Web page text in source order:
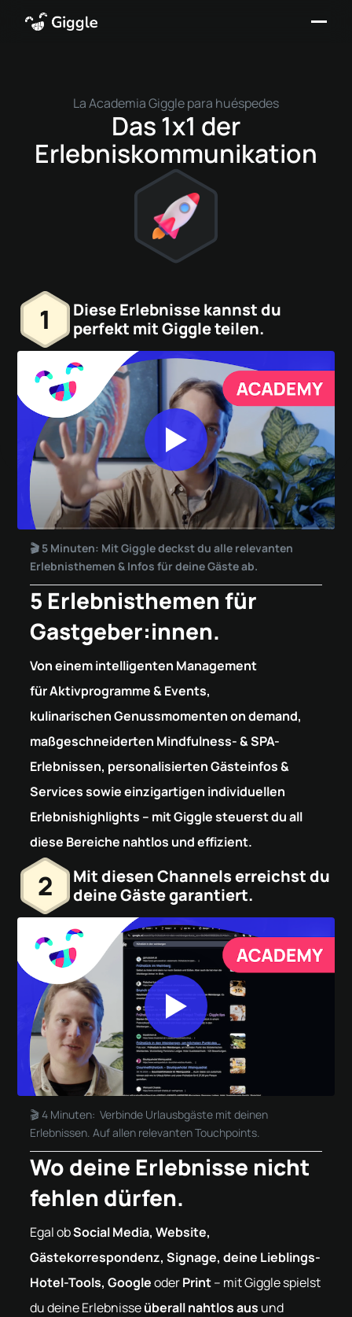
La Academia Giggle para huéspedes
Das 1x1 der
Erlebniskommunikation
1
Diese Erlebnisse kannst du
perfekt mit Giggle teilen.
🎬 5 Minuten: Mit Giggle deckst du alle relevanten
Erlebnisthemen & Infos für deine Gäste ab.
5 Erlebnisthemen für
Gastgeber:innen.
Von einem intelligenten Management
für Aktivprogramme & Events,
kulinarischen Genussmomenten on demand,
maßgeschneiderten Mindfulness- & SPA-
Erlebnissen, personalisierten Gästeinfos &
Services sowie einzigartigen individuellen
Erlebnishighlights – mit Giggle steuerst du all
diese Bereiche nahtlos und effizient.
2
Mit diesen Channels erreichst du
deine Gäste garantiert.
🎬 4 Minuten: Verbinde Urlausbgäste mit deinen
Erlebnissen. Auf allen relevanten Touchpoints.
Wo deine Erlebnisse nicht
fehlen dürfen.
Egal obSocial Media, Website,
Gästekorrespondenz, Signage, deine Lieblings-
Hotel-Tools, GoogleoderPrint– mit Giggle spielst
du deine Erlebnisseüberall nahtlos aus und